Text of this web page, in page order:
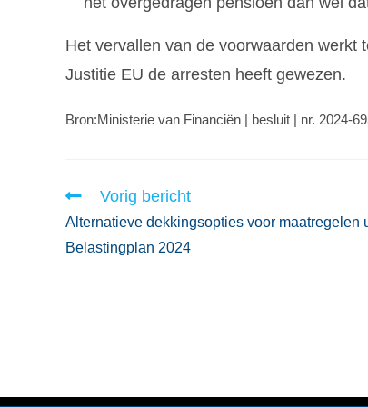
Het vervallen van de voorwaarden werkt
Justitie EU de arresten heeft gewezen.
Bron:Ministerie van Financiën | besluit | nr. 2024-
Vorig bericht
Alternatieve dekkingsopties voor maatregelen
Belastingplan 2024